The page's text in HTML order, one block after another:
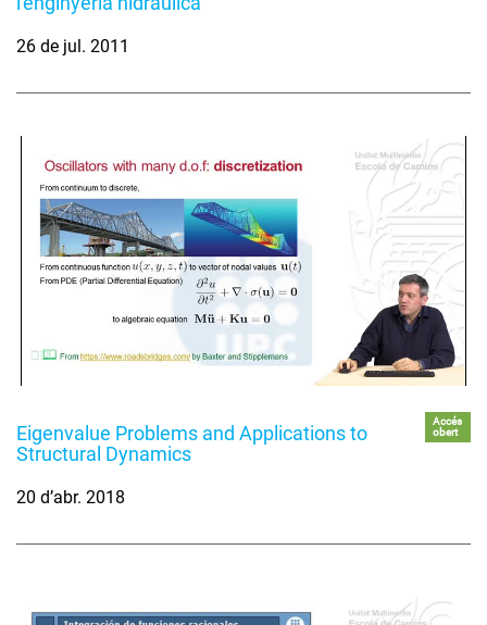
26 de jul. 2011
Eigenvalue Problems and Applications to
Structural Dynamics
Accés
obert
20 d’abr. 2018